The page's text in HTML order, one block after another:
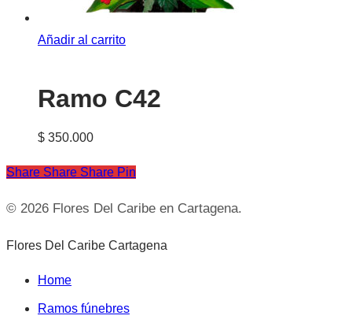
Añadir al carrito
Ramo C42
$ 350.000
Share
Share Share Share Pin
© 2026 Flores Del Caribe en Cartagena.
Close
Flores Del Caribe Cartagena
Home
Ramos fúnebres